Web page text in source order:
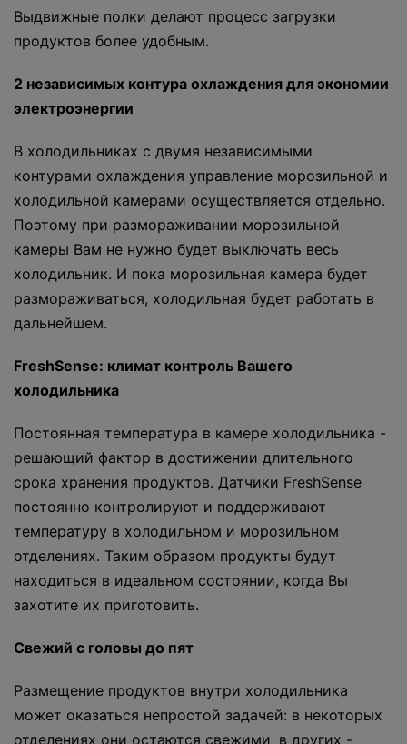
Выдвижные полки делают процесс загрузки
продуктов более удобным.
2 независимых контура охлаждения для экономии
электроэнергии
В холодильниках с двумя независимыми
контурами охлаждения управление морозильной и
холодильной камерами осуществляется отдельно.
Поэтому при размораживании морозильной
камеры Вам не нужно будет выключать весь
холодильник. И пока морозильная камера будет
размораживаться, холодильная будет работать в
дальнейшем.
FreshSense: климат контроль Вашего
холодильника
Постоянная температура в камере холодильника -
решающий фактор в достижении длительного
срока хранения продуктов. Датчики FreshSense
постоянно контролируют и поддерживают
температуру в холодильном и морозильном
отделениях. Таким образом продукты будут
находиться в идеальном состоянии, когда Вы
захотите их приготовить.
Свежий с головы до пят
Размещение продуктов внутри холодильника
может оказаться непростой задачей: в некоторых
отделениях они остаются свежими, в других -